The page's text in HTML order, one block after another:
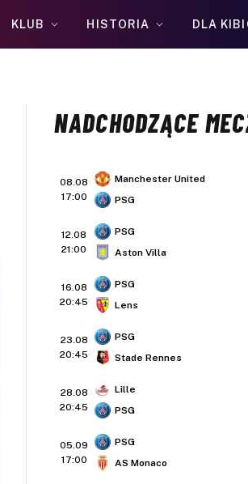
KLUB HISTORIA DLA
NADCHODZĄCE
08.08
17:00
Manchester United
PSG
12.08
21:00
PSG
Aston Villa
16.08
20:45
PSG
Lens
23.08
20:45
PSG
Stade Rennes
28.08
20:45
Lille
PSG
05.09
17:00
PSG
AS Monaco